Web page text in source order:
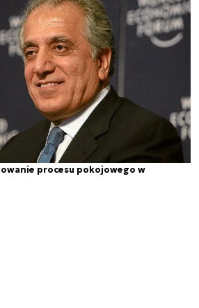
procesu pokojowego w